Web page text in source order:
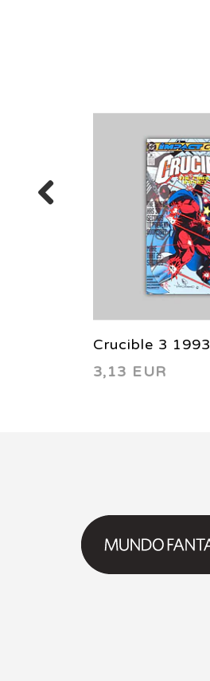
Crucible 3 1993
3,13 EUR